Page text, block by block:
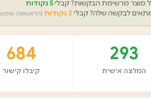
מוצר מרשימת הבקשות? קבלי5 נקודות
לבקשה שלה? קבלי 2 נקודות (הראשונה
293
המלצה אישית
684
קיבלו קישור